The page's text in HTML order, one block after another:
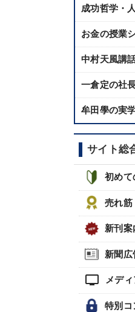
成功哲学・
お金の授業
中村天風講
一倉定の社
牟田學の実
サイト総
初めて
売れ筋
新刊案
新聞広
tv メデ
特別コ